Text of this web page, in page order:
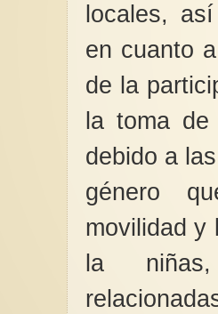
locales,
en cuanto
de la
la toma
debido a
género
movilidad y
la